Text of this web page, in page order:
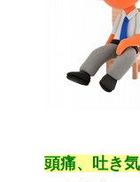
頭痛、吐き気